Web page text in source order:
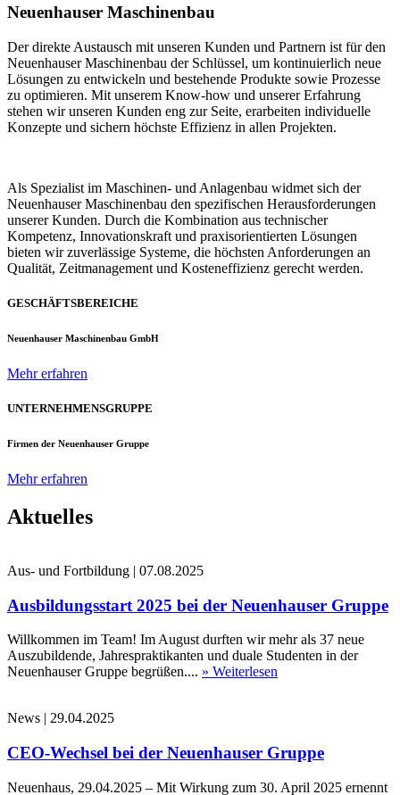
Neuenhauser Maschinenbau
Der direkte Austausch mit unseren Kunden und Partnern ist für den
Neuenhauser Maschinenbau der Schlüssel, um kontinuierlich neue
Lösungen zu entwickeln und bestehende Produkte sowie Prozesse
zu optimieren. Mit unserem Know-how und unserer Erfahrung
stehen wir unseren Kunden eng zur Seite, erarbeiten individuelle
Konzepte und sichern höchste Effizienz in allen Projekten.
Als Spezialist im Maschinen- und Anlagenbau widmet sich der
Neuenhauser Maschinenbau den spezifischen Herausforderungen
unserer Kunden. Durch die Kombination aus technischer
Kompetenz, Innovationskraft und praxisorientierten Lösungen
bieten wir zuverlässige Systeme, die höchsten Anforderungen an
Qualität, Zeitmanagement und Kosteneffizienz gerecht werden.
GESCHÄFTSBEREICHE
Neuenhauser Maschinenbau GmbH
Mehr erfahren
UNTERNEHMENSGRUPPE
Firmen der Neuenhauser Gruppe
Mehr erfahren
Aktuelles
Aus- und Fortbildung | 07.08.2025
Ausbildungsstart 2025 bei der Neuenhauser Gruppe
Willkommen im Team! Im August durften wir mehr als 37 neue
Auszubildende, Jahrespraktikanten und duale Studenten in der
Neuenhauser Gruppe begrüßen.... » Weiterlesen
News | 29.04.2025
CEO-Wechsel bei der Neuenhauser Gruppe
Neuenhaus, 29.04.2025 – Mit Wirkung zum 30. April 2025 ernennt